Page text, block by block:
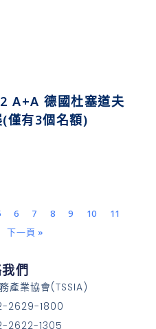
A+A 德國杜塞道夫
僅有3個名額)
6 7 8 9 10
11
下一頁 »
們
產業協會(TSSIA)
2629-1800
2622-1305